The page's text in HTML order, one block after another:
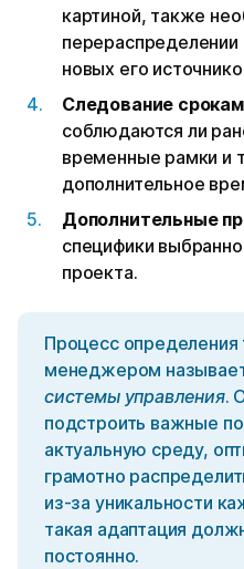
картиной, также
новых его
Следование срокам
соблюдаются ли
временные рамки и
дополнительное
Дополнительные
специфики
проекта.
Процесс определения
менеджером
системы управления.
подстроить важные
актуальную среду,
грамотно
из-за уникальности
такая адаптация
постоянно.